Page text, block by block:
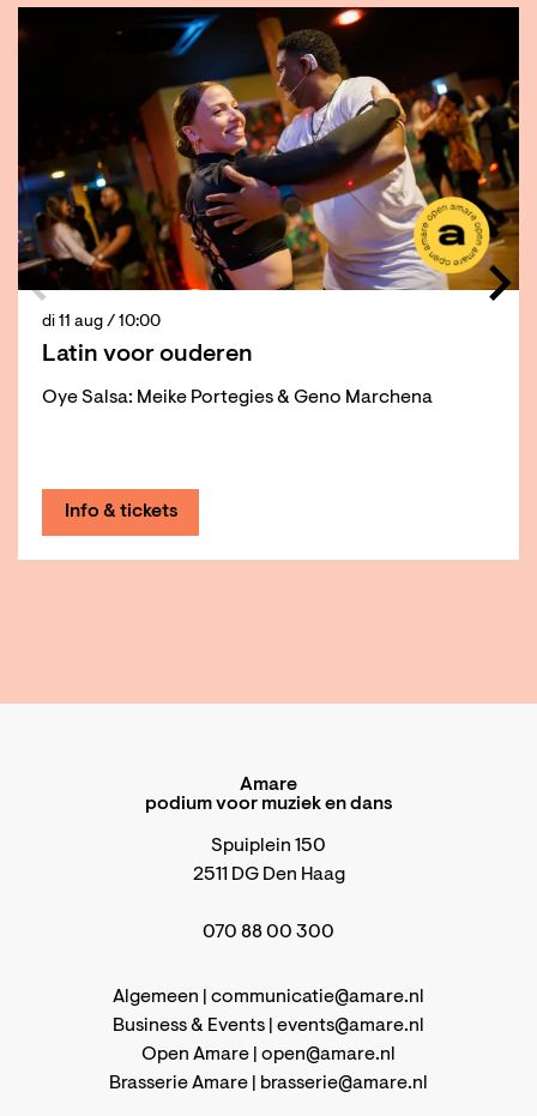
Latin voor ouderen
Oye Salsa: Meike Portegies & Geno Marchena
di 11 aug / 10:00
Info & tickets
Amare
podium voor muziek en dans
Spuiplein 150
2511 DG Den Haag
070 88 00 300
Algemeen | communicatie@amare.nl
Business & Events | events@amare.nl
Open Amare | open@amare.nl
Brasserie Amare |
brasserie@amare.nl